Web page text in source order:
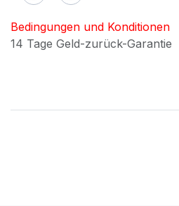
Bedingungen und Konditionen
14 Tage Geld-zurück-Garantie